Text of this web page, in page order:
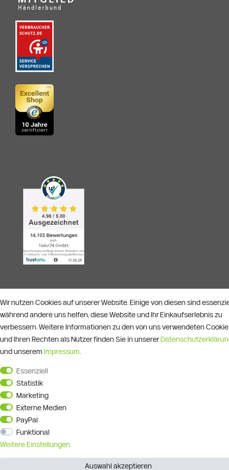
Alle Preise verstehen sich inkl. ges. MwSt. und zzgl.Versandkosten
Gutscheinbedingungen
Wir nutzen Cookies auf unserer Website. Einige von diesen sind
während andere uns helfen, diese Website und Ihr Einkaufserlebnis zu
verbessern. Weitere Informationen zu den von uns verwendeten
und Ihren Rechten als Nutzer finden Sie in unserer
und unserem Impressum
Essenziell
Statistik
Marketing
Externe Medien
PayPal
Funktional
Weitere Einstellungen
Auswahl akzeptieren